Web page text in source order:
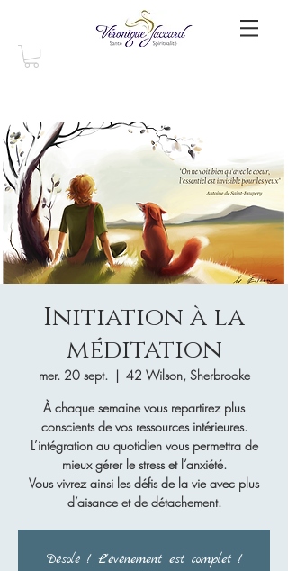
Initiation à la
méditation
mer. 20 sept.
  |
42 Wilson, Sherbrooke
À chaque semaine vous repartirez plus
conscients de vos ressources intérieures.
L’intégration au quotidien vous permettra de
mieux gérer le stress et l’anxiété.
Vous vivrez ainsi les défis de la vie avec plus
d’aisance et de détachement.
Désolé ! L'événement est complet !